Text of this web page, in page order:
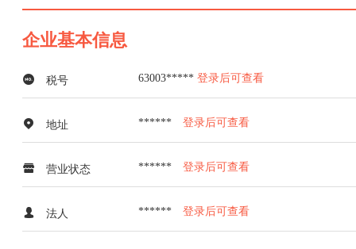
企业基本信息
税号 63003***** 登录后可查看
地址 ****** 登录后可查看
营业状态 ****** 登录后可查看
法人 ****** 登录后可查看